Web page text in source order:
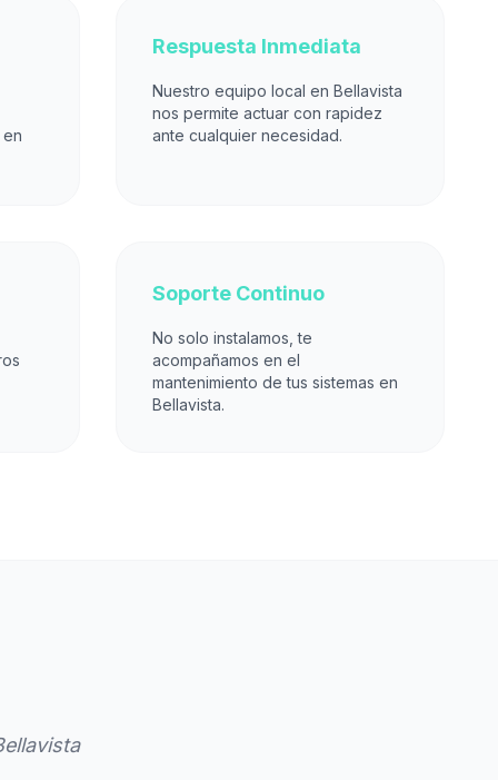
Respuesta Inmediata
Nuestro equipo local en Bellavista
nos permite actuar con rapidez
ante cualquier necesidad.
Soporte Continuo
No solo instalamos, te
acompañamos en el
mantenimiento de tus sistemas en
Bellavista.